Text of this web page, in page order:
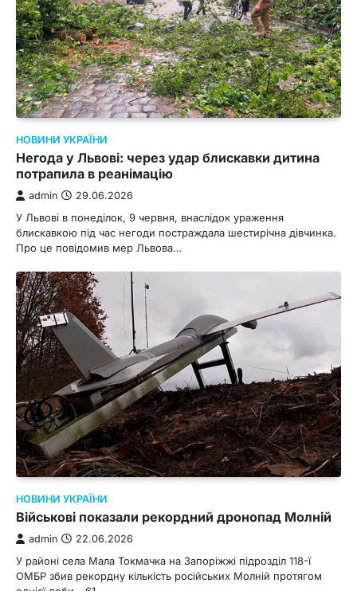
НОВИНИ УКРАЇНИ
Негода у Львові: через удар блискавки дитина
потрапила в реанімацію
admin 29.06.2026
У Львові в понеділок, 9 червня, внаслідок ураження
блискавкою під час негоди постраждала шестирічна дівчинка.
Про це повідомив мер Львова…
НОВИНИ УКРАЇНИ
Військові показали рекордний дронопад Молній
admin 22.06.2026
У районі села Мала Токмачка на Запоріжжі підрозділ 118-ї
ОМБР збив рекордну кількість російських Молній протягом